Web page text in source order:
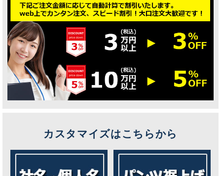
カスタマイズはこちらから